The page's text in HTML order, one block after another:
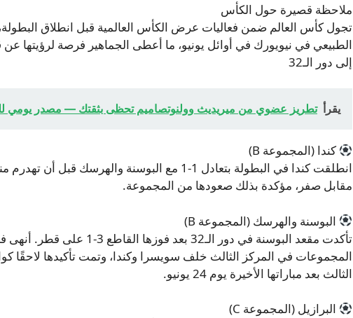
ملاحظة قصيرة حول الكأس
تجول كأس العالم ضمن فعاليات عرض الكأس العالمية قبل انطلاق
الطبيعي في نيويورك في أوائل يونيو، ما أعطى الجماهير فرصة لرؤيتها
إلى دور الـ32
يقرأ تطريز عضوي من ميريديث وولنوتصاميم تحظى بثقتك — مصدر يومي
كندا (المجموعة B)
انطلقت كندا في البطولة بتعادل 1-1 مع البوسنة
مقابل صفر، مؤكدة بذلك صعودها من المجموعة.
البوسنة والهرسك (المجموعة B)
تأكدت مقعد البوسنة في دور الـ32
المجموعات في المركز الثالث خلف سويسرا وكندا، وتمت تأكيدها لاحقًا
الثالث بعد مباراتها الأخيرة يوم 24 يونيو.
البرازيل (المجموعة C)